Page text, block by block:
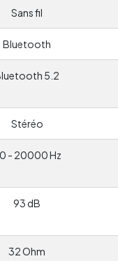
Sans fil
Bluetooth
5.2
Stéréo
- 20000 Hz
93 dB
32 Ohm